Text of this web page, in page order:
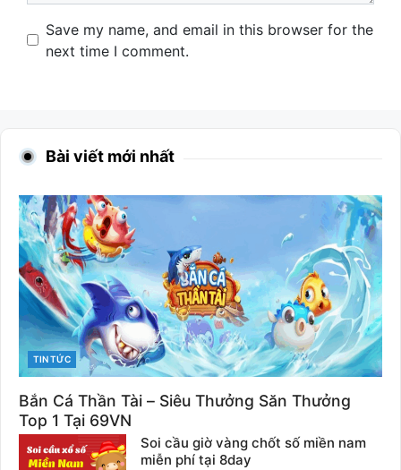
Name
Email
Website
Save my name, and email in this browser for the
next time I comment.
Bài viết mới nhất
CATEGORIES
TIN TỨC
Bắn Cá Thần Tài – Siêu Thưởng Săn Thưởng
Top 1 Tại 69VN
Soi cầu giờ vàng chốt số miền nam
miễn phí tại 8day